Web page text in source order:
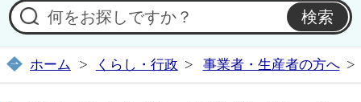
ホーム くらし・行政 事業者・生産者の方へ